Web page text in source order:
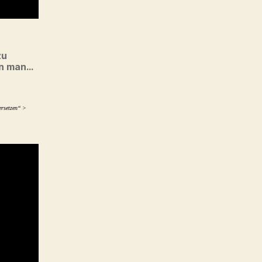
man…
>